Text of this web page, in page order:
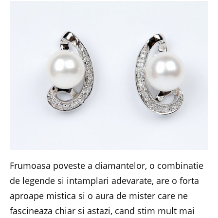
Frumoasa poveste a diamantelor, o combinatie
de legende si intamplari adevarate, are o forta
aproape mistica si o aura de mister care ne
fascineaza chiar si astazi, cand stim mult mai